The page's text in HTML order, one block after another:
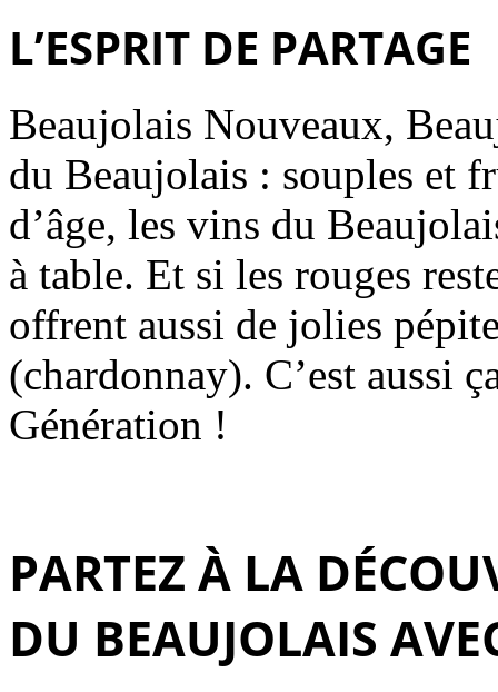
L’ESPRIT DE PARTAGE
Beaujolais Nouveaux,
du Beaujolais : souples et
d’âge, les vins du
à table. Et si les rouges
offrent aussi de jolies
(chardonnay). C’est aussi
Génération !
PARTEZ À LA
DU BEAUJOLAIS